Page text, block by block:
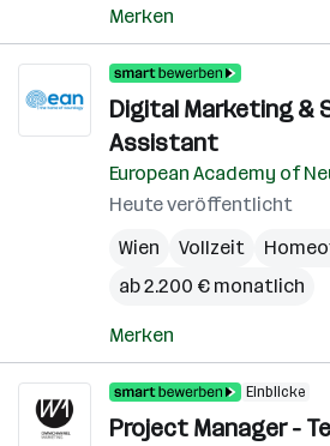
Merken
Digital Marketing &
Assistant
European Academy of
Heute veröffentlicht
Wien
Vollzeit
ab 2.200 € monatlich
Merken
Einblicke
Project Manager -